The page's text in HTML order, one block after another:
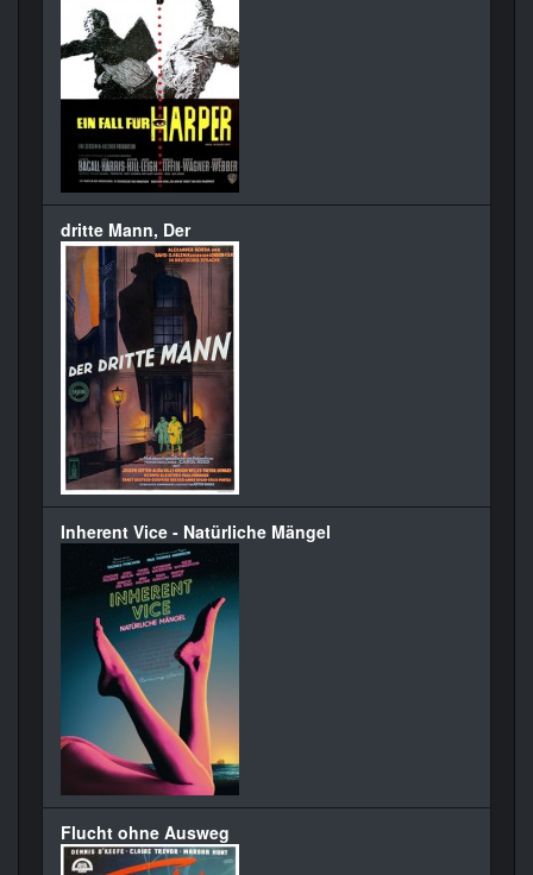
dritte Mann, Der
Inherent Vice - Natürliche Mängel
Flucht ohne Ausweg